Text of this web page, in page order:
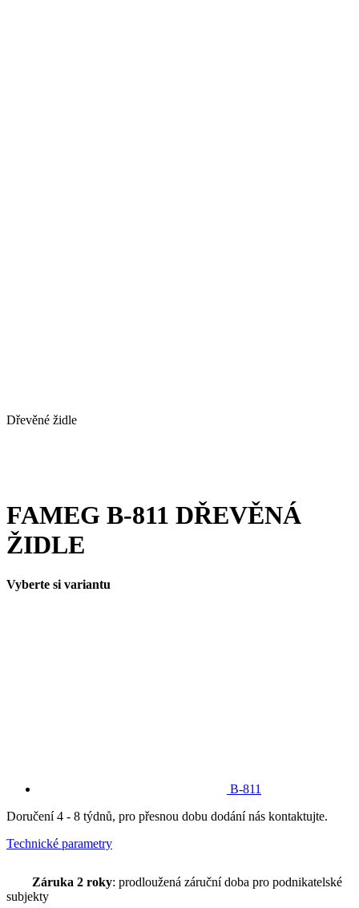
Dřevěné židle
FAMEG B-811 DŘEVĚNÁ
ŽIDLE
Vyberte si variantu
B-811
Doručení 4 - 8 týdnů, pro přesnou dobu dodání nás kontaktujte.
Technické parametry
Záruka 2 roky: prodloužená záruční doba pro podnikatelské
subjekty